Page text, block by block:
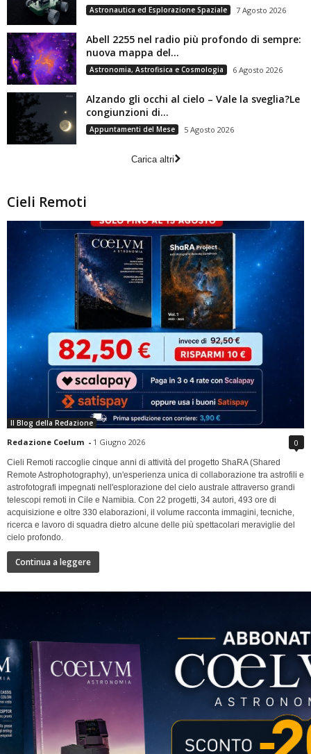
Astronautica ed Esplorazione Spaziale 7 Agosto 2026
Abell 2255 nel radio più profondo di sempre:
nuova mappa del...
Astronomia, Astrofisica e Cosmologia 6 Agosto 2026
Alzando gli occhi al cielo – Vale la sveglia?Le
congiunzioni di...
Appuntamenti del Mese 5 Agosto 2026
Carica altri
Cieli Remoti
Il Blog della Redazione
Redazione Coelum - 1 Giugno 2026 0
Cieli Remoti raccoglie cinque anni di attività del progetto ShaRA (Shared
Remote Astrophotography), un'esperienza unica di collaborazione tra astrofili e
astrofotografi impegnati nell'esplorazione del cielo australe attraverso grandi
telescopi remoti in Cile e Namibia. Con 22 progetti, 34 autori, 493 ore di
acquisizione e oltre 330 elaborazioni, il volume racconta immagini, tecniche,
ricerca e lavoro di squadra dietro alcune delle più spettacolari meraviglie del
cielo profondo.
Continua a leggere